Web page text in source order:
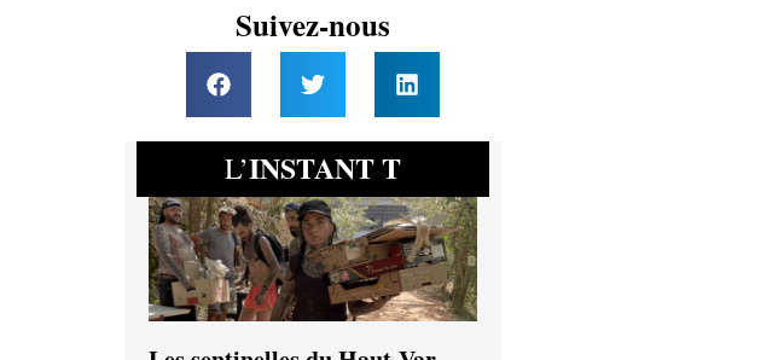
Suivez-nous
L’INSTANT T